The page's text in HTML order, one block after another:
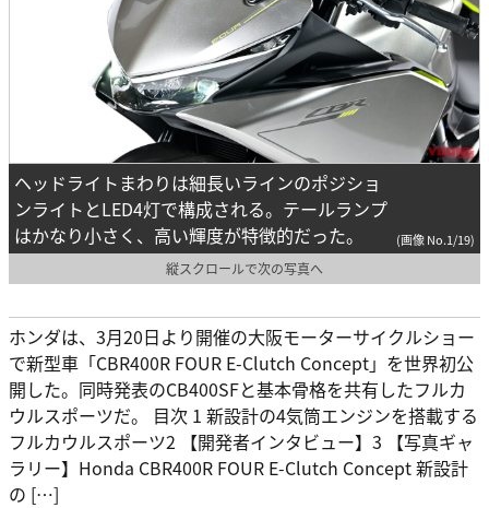
ヘッドライトまわりは細長いラインのポジショ
ンライトとLED4灯で構成される。テールランプ
はかなり小さく、高い輝度が特徴的だった。
(画像 No.1/19)
縦スクロールで次の写真へ
ホンダは、3月20日より開催の大阪モーターサイクルショー
で新型車「CBR400R FOUR E-Clutch Concept」を世界初公
開した。同時発表のCB400SFと基本骨格を共有したフルカ
ウルスポーツだ。 目次 1 新設計の4気筒エンジンを搭載する
フルカウルスポーツ2 【開発者インタビュー】3 【写真ギャ
ラリー】Honda CBR400R FOUR E-Clutch Concept 新設計
の […]